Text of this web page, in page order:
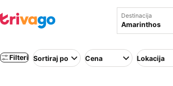
Destinacija
Filteri Sortiraj po Cena Lokacija